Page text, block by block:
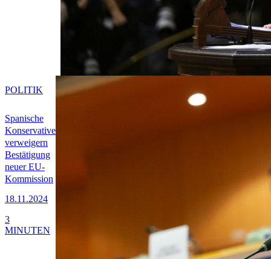
Spanische
Konservative
verweigern
Bestätigung
neuer EU-
Kommission
18.11.2024
POLITIK
3
MINUTEN